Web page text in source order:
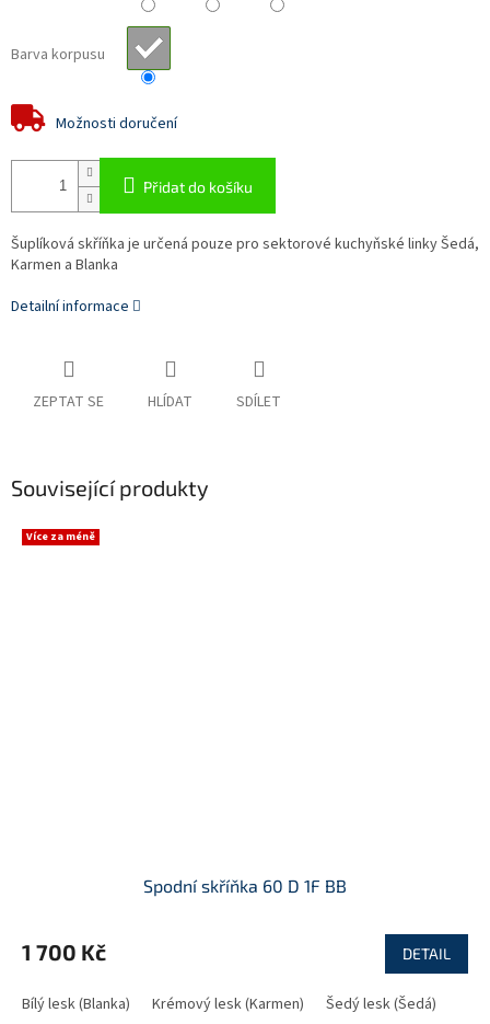
Barva korpusu
Možnosti doručení
Přidat do košíku
Šuplíková skříňka je určená pouze pro sektorové kuchyňské linky Šedá,
Karmen a Blanka
Detailní informace
ZEPTAT SE HLÍDAT SDÍLET
Související produkty
Více za méně
Spodní skříňka 60 D 1F BB
1 700 Kč DETAIL
Bílý lesk (Blanka) Krémový lesk (Karmen) Šedý lesk (Šedá)